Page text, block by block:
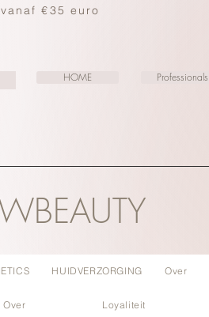
€35 euro
HOME Professionals
HUIDVERZORGING Over
Over Loyaliteit